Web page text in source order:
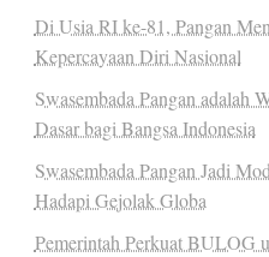
Di Usia RI ke-81, Pangan
Kepercayaan Diri Nasional
Swasembada Pangan adalah
Dasar bagi Bangsa Indonesia
Swasembada Pangan Jadi
Hadapi Gejolak Globa
Pemerintah Perkuat BULOG